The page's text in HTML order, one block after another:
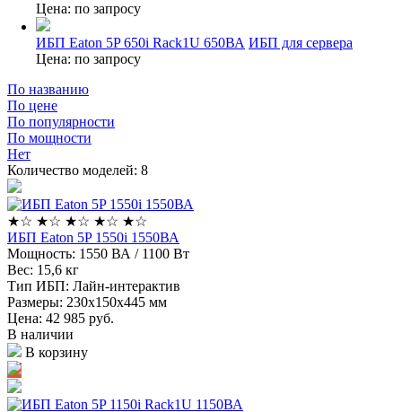
Цена: по запросу
ИБП Eaton 5P 650i Rack1U 650ВА ИБП для сервера
Цена: по запросу
По названию
По цене
По популярности
По мощности
Нет
Количество моделей: 8
★☆ ★☆ ★☆ ★☆ ★☆
ИБП Eaton 5P 1550i 1550ВА
Мощность: 1550 ВА / 1100 Вт
Вес: 15,6 кг
Тип ИБП: Лайн-интерактив
Размеры: 230х150х445 мм
Цена: 42 985 руб.
В наличии
В корзину